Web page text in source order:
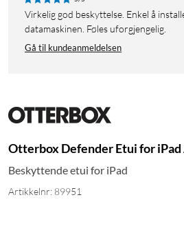
Virkelig god beskyttelse. Enkel å installere på den bærbare
datamaskinen. Føles uforgjengelig.
Gå til kundeanmeldelsen
Otterbox Defender Etui for iPad
Beskyttende etui for iPad
Artikkelnr: 89951